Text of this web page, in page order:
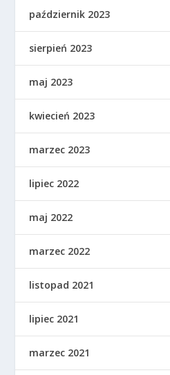
październik 2023
sierpień 2023
maj 2023
kwiecień 2023
marzec 2023
lipiec 2022
maj 2022
marzec 2022
listopad 2021
lipiec 2021
marzec 2021